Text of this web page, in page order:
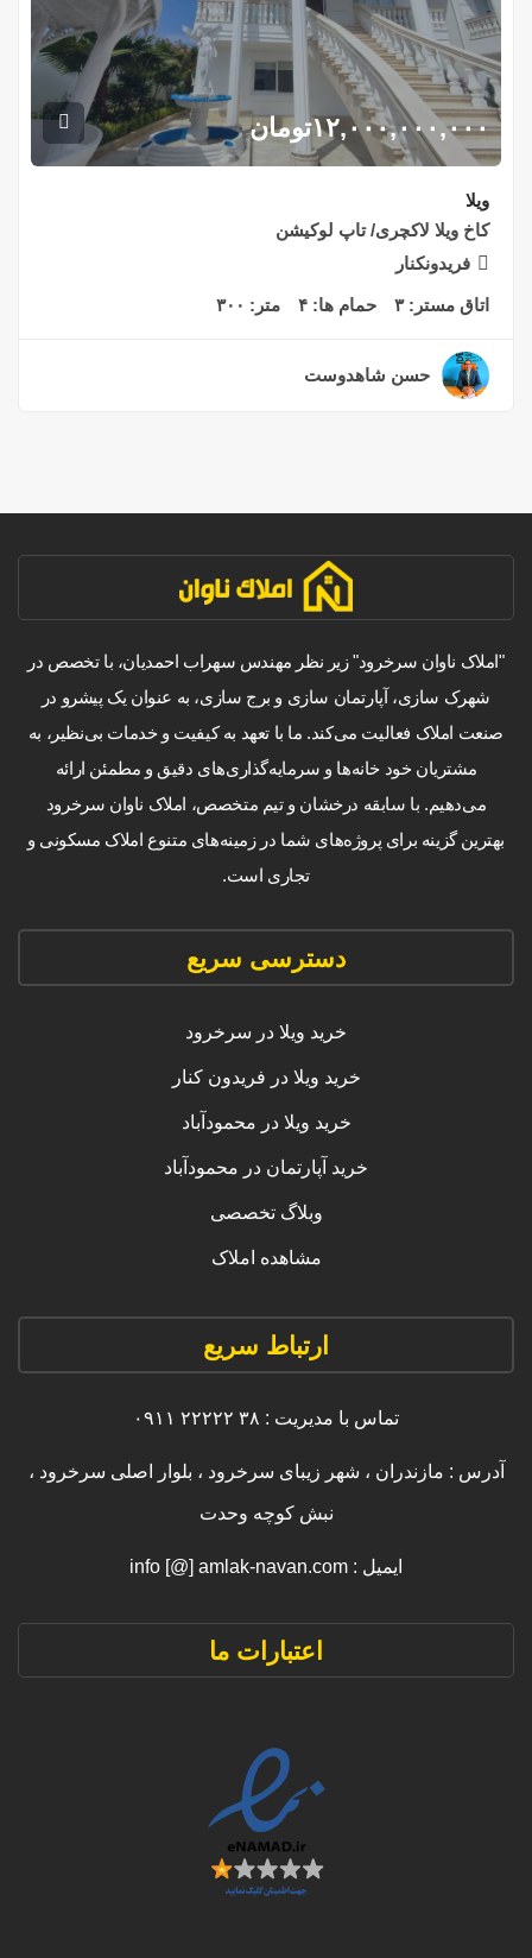
۱۲,۰۰۰,۰۰۰,۰۰۰تومان
ویلا
کاخ ویلا لاکچری/ تاپ لوکیشن
فریدونکنار
اتاق مستر:۳ حمام ها: ۴ متر: ۳۰۰
حسن شاهدوست
"املاک ناوان سرخرود" زیر نظر مهندس سهراب احمدیان، با تخصص در
شهرک سازی، آپارتمان سازی و برج سازی، به عنوان یک پیشرو در
صنعت املاک فعالیت می‌کند. ما با تعهد به کیفیت و خدمات بی‌نظیر، به
مشتریان خود خانه‌ها و سرمایه‌گذاری‌های دقیق و مطمئن ارائه
می‌دهیم. با سابقه درخشان و تیم متخصص، املاک ناوان سرخرود
بهترین گزینه برای پروژه‌های شما در زمینه‌های متنوع املاک مسکونی و
تجاری است.
دسترسی سریع
خرید ویلا در سرخرود
خرید ویلا در فریدون کنار
خرید ویلا در محمودآباد
خرید آپارتمان در محمودآباد
وبلاگ تخصصی
مشاهده املاک
ارتباط سریع
تماس با مدیریت : ۳۸ ۲۲۲۲۲ ۰۹۱۱
آدرس : مازندران ، شهر زیبای سرخرود ، بلوار اصلی سرخرود ،
نبش کوچه وحدت
ایمیل : info [@] amlak-navan.com
اعتبارات ما